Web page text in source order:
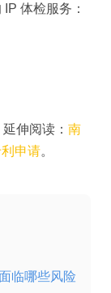
体检服务：
延伸阅读： 南
申请。
临哪些风险